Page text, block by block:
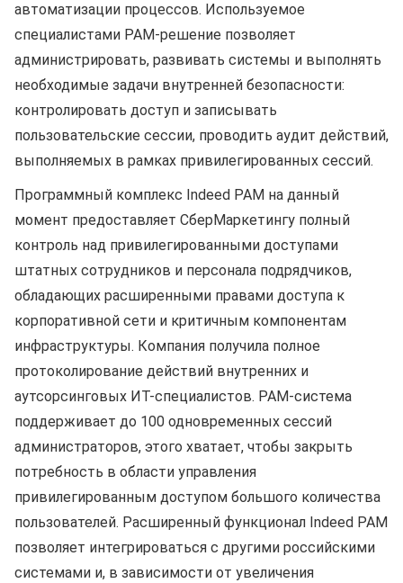
автоматизации процессов. Используемое
специалистами PAM-решение позволяет
администрировать, развивать системы и выполнять
необходимые задачи внутренней безопасности:
контролировать доступ и записывать
пользовательские сессии, проводить аудит действий,
выполняемых в рамках привилегированных сессий.
Программный комплекс Indeed PAM на данный
момент предоставляет СберМаркетингу полный
контроль над привилегированными доступами
штатных сотрудников и персонала подрядчиков,
обладающих расширенными правами доступа к
корпоративной сети и критичным компонентам
инфраструктуры. Компания получила полное
протоколирование действий внутренних и
аутсорсинговых ИТ-специалистов. РАМ-система
поддерживает до 100 одновременных сессий
администраторов, этого хватает, чтобы закрыть
потребность в области управления
привилегированным доступом большого количества
пользователей. Расширенный функционал Indeed PAM
позволяет интегрироваться с другими российскими
системами и, в зависимости от увеличения